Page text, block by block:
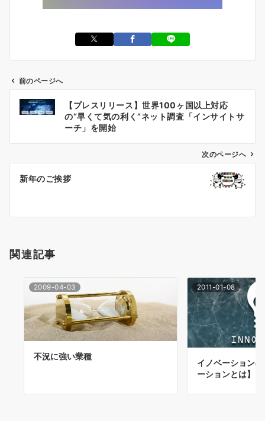
ン
前のページへ
【プレスリリース】世界100ヶ国以上対応
の“早くて気の利く”ネット調査「インサイトサ
ーチ」を開始
次のページへ
新年のご挨拶
関連記事
2009-04-03
不況に強い業種
2011-01-08
イノベーション
ーションとは】